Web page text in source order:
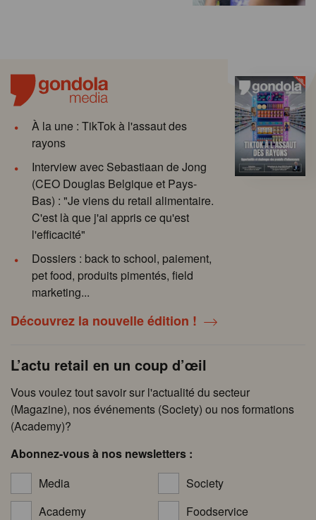
À la une : TikTok à l'assaut des
rayons
Interview avec Sebastiaan de Jong
(CEO Douglas Belgique et Pays-
Bas) : "Je viens du retail alimentaire.
C'est là que j'ai appris ce qu'est
l'efficacité"
Dossiers : back to school, paiement,
pet food, produits pimentés, field
marketing...
Découvrez la nouvelle édition !
L’actu retail en un coup d’œil
Vous voulez tout savoir sur l'actualité du secteur
(Magazine), nos événements (Society) ou nos formations
(Academy)?
Abonnez-vous à nos newsletters :
Media
Society
Academy
Foodservice